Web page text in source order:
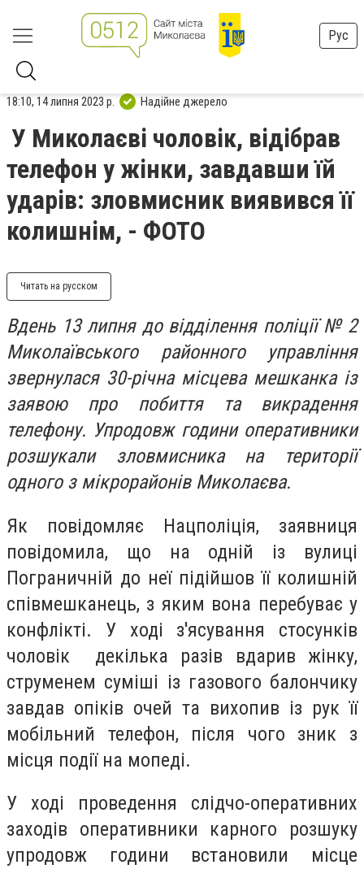
Рус
18:10, 14 липня 2023 р. Надійне джерело
У Миколаєві чоловік, відібрав
телефон у жінки, завдавши їй
ударів: зловмисник виявився її
колишнім, - ФОТО
Читать на русском
Вдень 13 липня до відділення поліції № 2
Миколаївського районного управління
звернулася 30-річна місцева мешканка із
заявою про побиття та викрадення
телефону. Упродовж години оперативники
розшукали зловмисника на території
одного з мікрорайонів Миколаєва.
Як повідомляє Нацполіція, заявниця
повідомила, що на одній із вулиці
Пограничній до неї підійшов її колишній
співмешканець, з яким вона перебуває у
конфлікті. У ході з'ясування стосунків
чоловік декілька разів вдарив жінку,
струменем суміші із газового балончику
завдав опіків очей та вихопив із рук її
мобільний телефон, після чого зник з
місця події на мопеді.
У ході проведення слідчо-оперативних
заходів оперативники карного розшуку
упродовж години встановили місце